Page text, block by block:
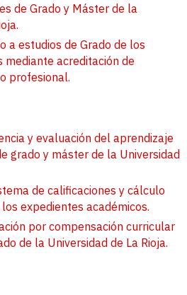
de Grado y Máster de la
a estudios de Grado de los
mediante acreditación de
profesional.
y evaluación del aprendizaje
grado y máster de la Universidad
de calificaciones y cálculo
expedientes académicos.
por compensación curricular
de la Universidad de La Rioja.